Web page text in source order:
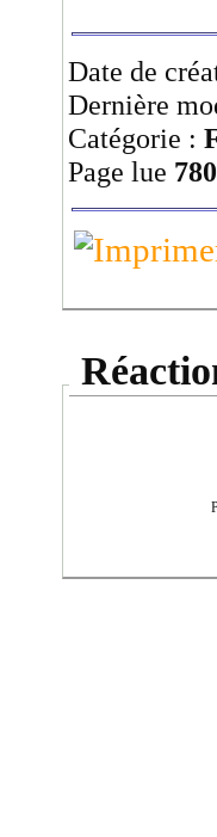
Date de
Dernière
Catégorie :
Page lue